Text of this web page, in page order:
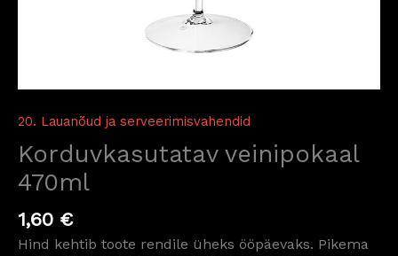
20. Lauanõud ja serveerimisvahendid
Korduvkasutatav veinipokaal
470ml
1,60 €
Hind kehtib toote rendile üheks ööpäevaks. Pikema